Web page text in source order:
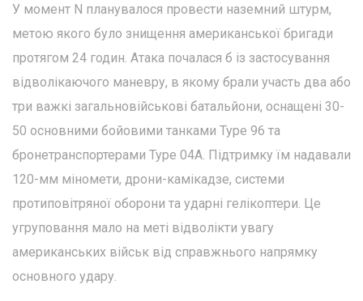
У момент N планувалося провести наземний штурм,
метою якого було знищення американської бригади
протягом 24 годин. Атака почалася б із застосування
відволікаючого маневру, в якому брали участь два або
три важкі загальновійськові батальйони, оснащені 30-
50 основними бойовими танками Type 96 та
бронетранспортерами Type 04A. Підтримку їм надавали
120-мм міномети, дрони-камікадзе, системи
протиповітряної оборони та ударні гелікоптери. Це
угруповання мало на меті відволікти увагу
американських військ від справжнього напрямку
основного удару.